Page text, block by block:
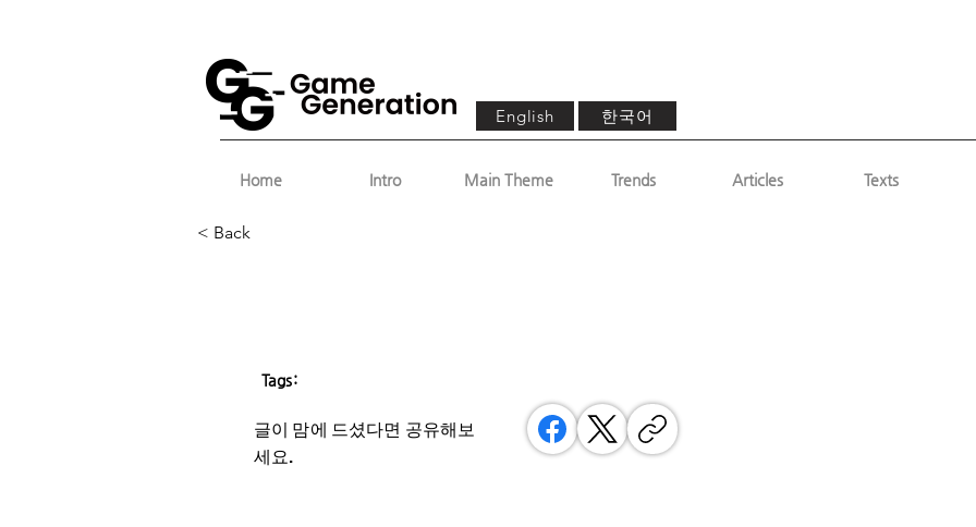
English 한국어
Home Intro Main Theme Trends Articles Texts
< Back
Tags:
글이 맘에 드셨다면 ​공유해보
세요.